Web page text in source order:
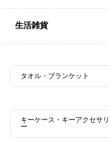
生活雑貨
タオル・ブランケット
キーケース・キーアクセサリ
ー